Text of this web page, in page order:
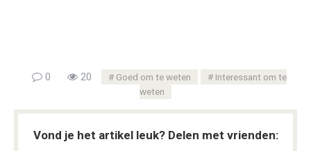
0 20 Goed om te weten
Interessant om te
weten
Vond je het artikel leuk? Delen met vrienden: